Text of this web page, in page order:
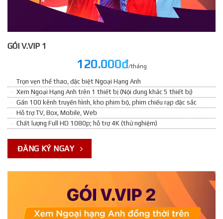
GÓI V.VIP 1
120.000đ/tháng
Trọn vẹn thể thao, đặc biệt Ngoại Hạng Anh
Xem Ngoại Hạng Anh trên 1 thiết bị (Nội dung khác 5 thiết bị)
Gần 100 kênh truyền hình, kho phim bộ, phim chiếu rạp đặc sắc
Hỗ trợ TV, Box, Mobile, Web
Chất lượng Full HD 1080p; hỗ trợ 4K (thử nghiệm)
ĐĂNG KÝ NGAY